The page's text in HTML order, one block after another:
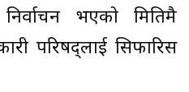
भएको मितिमै
परिषद्लाई सिफारिस